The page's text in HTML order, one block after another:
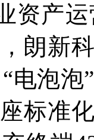
资产
朗新
电泡
标准